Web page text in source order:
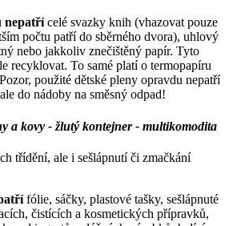
nepatřícelé svazky knih (vhazovat pouze
počtu patří do sběrného dvora), uhlový
nebo jakkoliv znečištěný papír. Tyto
recyklovat. To samé platí o termopapíru
použité dětské pleny opravdu nepatří
do nádoby na směsný odpad!
a kovy - žlutý kontejner - multikomodita
třídění, ale i sešlápnutí či zmačkání
fólie, sáčky, plastové tašky, sešlápnuté
čistících a kosmetických přípravků,